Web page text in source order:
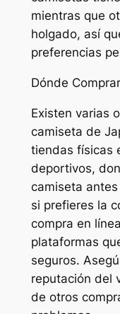
mientras que
holgado, así
preferencias
Dónde Comprar
Existen varias
camiseta de
tiendas físicas
deportivos,
camiseta
si prefieres la
compra en
plataformas
seguros.
reputación del
de otros